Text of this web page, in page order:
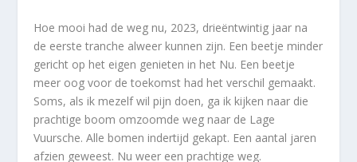
Hoe mooi had de weg nu, 2023, drieëntwintig jaar na
de eerste tranche alweer kunnen zijn. Een beetje minder
gericht op het eigen genieten in het Nu. Een beetje
meer oog voor de toekomst had het verschil gemaakt.
Soms, als ik mezelf wil pijn doen, ga ik kijken naar die
prachtige boom omzoomde weg naar de Lage
Vuursche. Alle bomen indertijd gekapt. Een aantal jaren
afzien geweest. Nu weer een prachtige weg.